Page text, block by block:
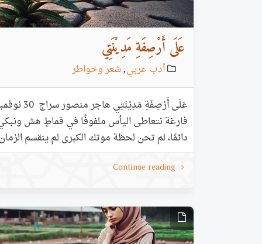
عَلَى أَرْصِفَةِ مَدِيْنَتِي
أدب عربي,شعر وخواطر
فارغة نتعاطى اليأس ملفوفًا في قماطٍ هش
دائمًا، لم تحن لحظة موتك الكبرى لم ينقسم
الغيم يقبع حصانك المشنوق نراقب خفقات المنايا
خاضعين ونبكي... يا يومنا المنشود، مهلًا،
Continue reading